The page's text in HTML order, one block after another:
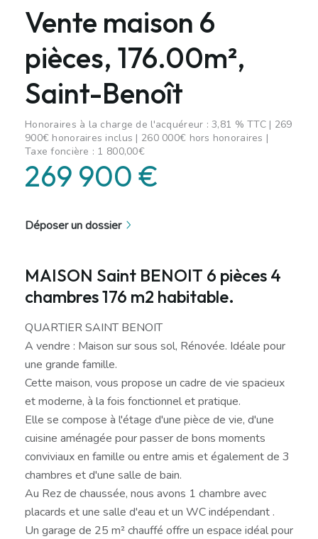
Vente maison 6
pièces, 176.00m²,
Saint-Benoît
Honoraires à la charge de l'acquéreur : 3,81 % TTC | 269
900€ honoraires inclus | 260 000€ hors honoraires |
Taxe foncière : 1 800,00€
269 900 €
Déposer un dossier
MAISON Saint BENOIT 6 pièces 4
chambres 176 m2 habitable.
QUARTIER SAINT BENOIT
A vendre : Maison sur sous sol, Rénovée. Idéale pour
une grande famille.
Cette maison, vous propose un cadre de vie spacieux
et moderne, à la fois fonctionnel et pratique.
Elle se compose à l'étage d'une pièce de vie, d'une
cuisine aménagée pour passer de bons moments
conviviaux en famille ou entre amis et également de 3
chambres et d'une salle de bain.
Au Rez de chaussée, nous avons 1 chambre avec
placards et une salle d'eau et un WC indépendant .
Un garage de 25 m² chauffé offre un espace idéal pour